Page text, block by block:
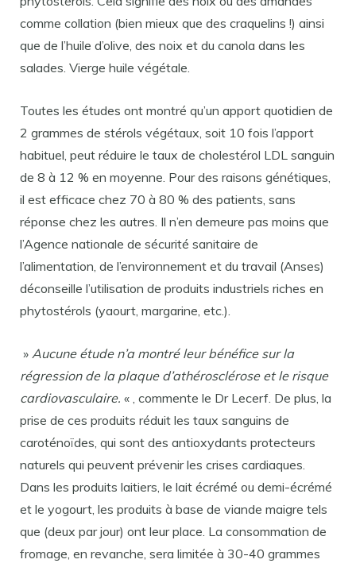
comme collation (bien mieux que des craquelins !) ainsi
que de l’huile d’olive, des noix et du canola dans les
salades. Vierge huile végétale.
Toutes les études ont montré qu’un apport quotidien de
2 grammes de stérols végétaux, soit 10 fois l’apport
habituel, peut réduire le taux de cholestérol LDL sanguin
de 8 à 12 % en moyenne. Pour des raisons génétiques,
il est efficace chez 70 à 80 % des patients, sans
réponse chez les autres. Il n’en demeure pas moins que
l’Agence nationale de sécurité sanitaire de
l’alimentation, de l’environnement et du travail (Anses)
déconseille l’utilisation de produits industriels riches en
phytostérols (yaourt, margarine, etc.).
» Aucune étude n’a montré leur bénéfice sur la
régression de la plaque d’athérosclérose et le risque
cardiovasculaire. « , commente le Dr Lecerf. De plus, la
prise de ces produits réduit les taux sanguins de
caroténoïdes, qui sont des antioxydants protecteurs
naturels qui peuvent prévenir les crises cardiaques.
Dans les produits laitiers, le lait écrémé ou demi-écrémé
et le yogourt, les produits à base de viande maigre tels
que (deux par jour) ont leur place. La consommation de
fromage, en revanche, sera limitée à 30-40 grammes